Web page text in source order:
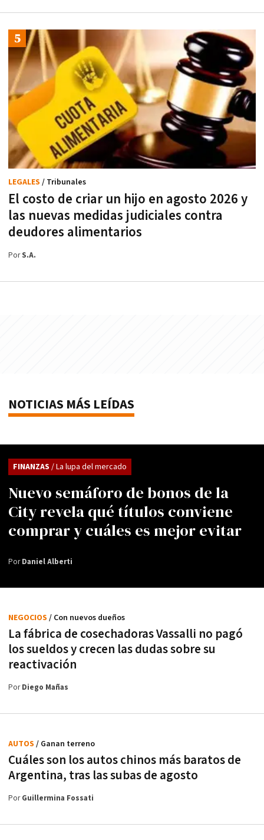
El costo de criar un hijo en agosto 2026 y
las nuevas medidas judiciales contra
deudores alimentarios
LEGALES / Tribunales
PorS.A.
NOTICIAS MÁS LEÍDAS
Nuevo semáforo de bonos de la
City revela qué títulos conviene
comprar y cuáles es mejor evitar
FINANZAS / La lupa del mercado
PorDaniel Alberti
La fábrica de cosechadoras Vassalli no pagó
los sueldos y crecen las dudas sobre su
reactivación
NEGOCIOS / Con nuevos dueños
PorDiego Mañas
Cuáles son los autos chinos más baratos de
Argentina, tras las subas de agosto
AUTOS / Ganan terreno
PorGuillermina Fossati